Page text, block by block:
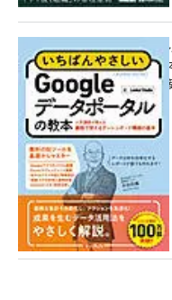
無料BIツー
ポータルの
シュボード
7月31日 10:00